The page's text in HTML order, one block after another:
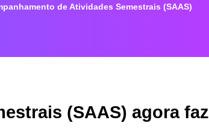
de Atividades Semestrais (SAAS)
(SAAS) agora faz